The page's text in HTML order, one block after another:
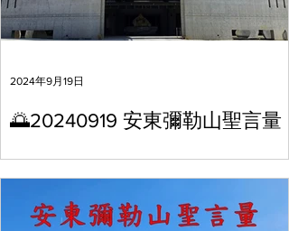
🌅20240919 安東彌勒山聖言量
2024年9月19日